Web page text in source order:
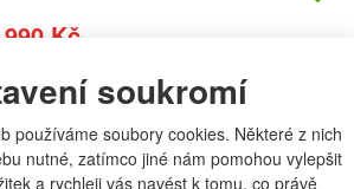
soukromí
používáme soubory cookies. Některé z nich
nutné, zatímco jiné nám pomohou vylepšit
a rychleji vás navést k tomu, co právě
Kč
4449 Rapido Štěpkovač
Počet
kusů